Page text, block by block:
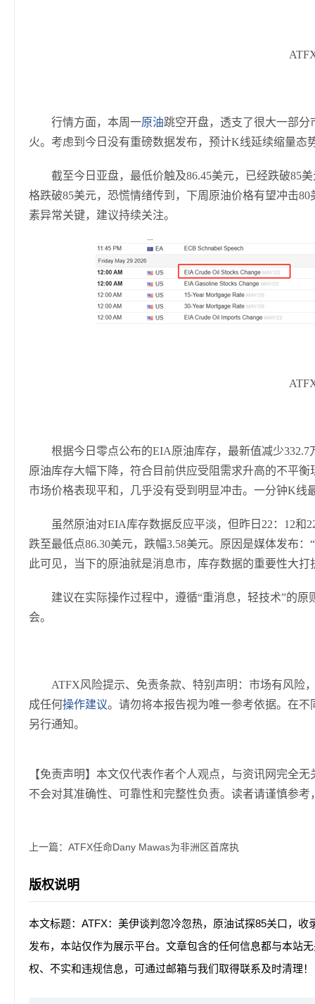
行情方面，本周一原油跳空开盘，透支了很大一部
火。考虑到今日没有重磅数据发布，预计K线延续缩量态
截至今日亚盘，最低价触及86.45美元，已经跌破85
格跌破85美元，恐慌情绪传到，下周原油价格有望冲击
素异常关键，建议持续关注。
根据今日零点公布的EIA原油库存，最新值减少
原油库存大幅下降，符合目前供应受阻需求升高的不平
市场价格表现平和，几乎没有受到明显冲击。一分钟K线
虽然原油对EIA库存数据反应平淡，但昨日22：12和
跌至最低点86.30美元，跌幅3.58美元。原因是媒体发布
此可见，当下的原油就是消息市，库存数据的重要性大打
建议在实际操作过程中，遵循“重消息，轻技术”的
会。
ATFX风险提示、免责条款、特别声明：市场有风险
成任何操作建议。请勿将本报告视为唯一参考依据。在不
另行通知。
【免责声明】本文仅代表作者个人观点，与资讯网完全
不会对其准确性、可靠性和完整性负责。读者请谨慎参
上一篇： ATFX任命Dany Mawas为非洲区首席执
版权说明
本文标题：ATFX：美伊谈判忽冷忽热，原油试探85关口，收
发布，本站仅作为展示平台。文章包含的任何信息都与本站
权、不实和违规信息，可通过邮箱与我们取得联系及时清理！